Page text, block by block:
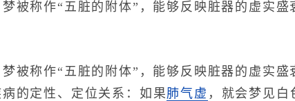
称作“五脏的附体”，能够反映脏器的虚实盛
称作“五脏的附体”，能够反映脏器的虚实盛
的定性、定位关系：如果肺气虚 ，就会梦见白